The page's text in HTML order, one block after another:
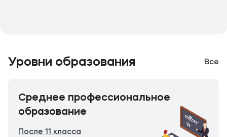
Уровни образования Все
Среднее профессиональное
образование
После 11 класса